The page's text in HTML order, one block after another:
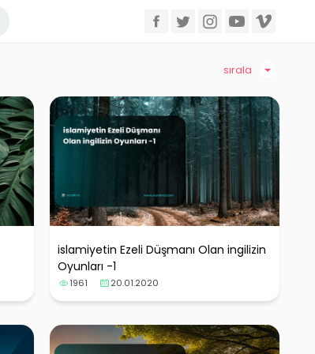
sırala
islamiyetin Ezeli Düşmanı Olan ingilizin
Oyunları -1
1961 20.01.2020